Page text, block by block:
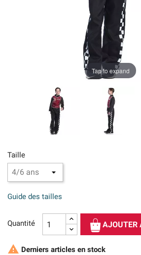
Tap to expand
Taille
Guide des tailles
Quantité AJOUTER
 Derniers articles en stock